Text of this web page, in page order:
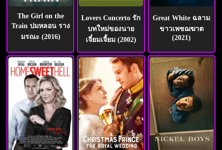
The Girl on the
Train ปมหลอน ราง
มรณะ (2016)
Lovers Concerto รัก
บทใหม่ของนาย
เจี๋ยมเจี้ยม (2002)
Great White ฉลาม
ขาวเพชฌฆาต
(2021)